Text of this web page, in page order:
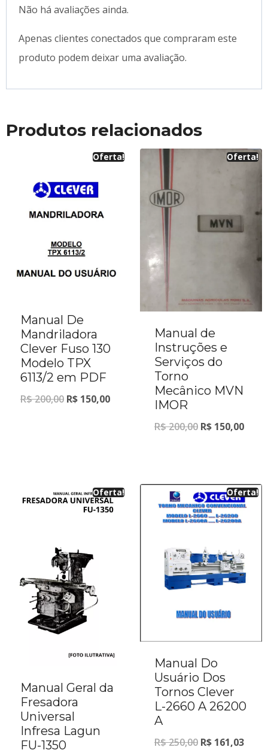
Não há avaliações ainda.
Apenas clientes conectados que compraram este
produto podem deixar uma avaliação.
Produtos relacionados
Oferta!
Manual De
Mandriladora
Clever Fuso 130
Modelo TPX
6113/2 em PDF
R$200,00 R$ 150,00
Oferta!
Manual de
Instruções e
Serviços do
Torno
Mecânico MVN
IMOR
R$200,00 R$ 150,00
Oferta!
Manual Geral da
Fresadora
Universal
Infresa Lagun
FU-1350
Oferta!
Manual Do
Usuário Dos
Tornos Clever
L-2660 A 26200
A
R$250,00 R$ 161,03